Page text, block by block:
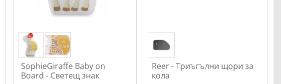
SophieGiraffe Baby on
Board - Светещ знак
Reer - Триъгълни щори за
кола